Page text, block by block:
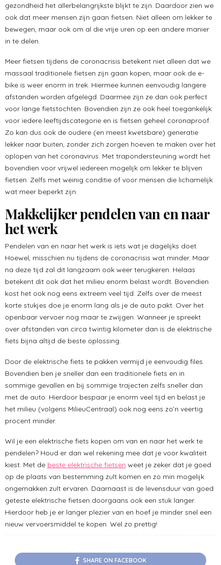
gezondheid het allerbelangrijkste blijkt te zijn. Daardoor zien we
ook dat meer mensen zijn gaan fietsen. Niet alleen om lekker te
bewegen, maar ook om al die vrije uren op een andere manier
in te delen.
Meer fietsen tijdens de coronacrisis betekent niet alleen dat we
massaal traditionele fietsen zijn gaan kopen, maar ook de e-
bike is weer enorm in trek. Hiermee kunnen eenvoudig langere
afstanden worden afgelegd. Daarmee zijn ze dan ook perfect
voor lange fietstochten. Bovendien zijn ze ook heel toegankelijk
voor iedere leeftijdscategorie en is fietsen geheel coronaproof.
Zo kan dus ook de oudere (en meest kwetsbare) generatie
lekker naar buiten, zonder zich zorgen hoeven te maken over het
oplopen van het coronavirus. Met trapondersteuning wordt het
bovendien voor vrijwel iedereen mogelijk om lekker te blijven
fietsen. Zelfs met weinig conditie of voor mensen die lichamelijk
wat meer beperkt zijn.
Makkelijker pendelen van en naar
het werk
Pendelen van en naar het werk is iets wat je dagelijks doet.
Hoewel, misschien nu tijdens de coronacrisis wat minder. Maar
na deze tijd zal dit langzaam ook weer terugkeren. Helaas
betekent dit ook dat het milieu enorm belast wordt. Bovendien
kost het ook nog eens extreem veel tijd. Zelfs over de meest
korte stukjes doe je enorm lang als je de auto pakt. Over het
openbaar vervoer nog maar te zwijgen. Wanneer je spreekt
over afstanden van circa twintig kilometer dan is de elektrische
fiets bijna altijd de beste oplossing.
Door de elektrische fiets te pakken vermijd je eenvoudig files.
Bovendien ben je sneller dan een traditionele fiets en in
sommige gevallen en bij sommige trajecten zelfs sneller dan
met de auto. Hierdoor bespaar je enorm veel tijd en belast je
het milieu (volgens MilieuCentraal) ook nog eens zo’n veertig
procent minder.
Wil je een elektrische fiets kopen om van en naar het werk te
pendelen? Houd er dan wel rekening mee dat je voor kwaliteit
kiest. Met de beste elektrische fietsen weet je zeker dat je goed
op de plaats van bestemming zult komen en zo min mogelijk
ongemakken zult ervaren. Daarnaast is de levensduur van goed
geteste elektrische fietsen doorgaans ook een stuk langer.
Hierdoor heb je er langer plezier van en hoef je minder snel een
nieuw vervoersmiddel te kopen. Wel zo prettig!
SHARE ON FACEBOOK